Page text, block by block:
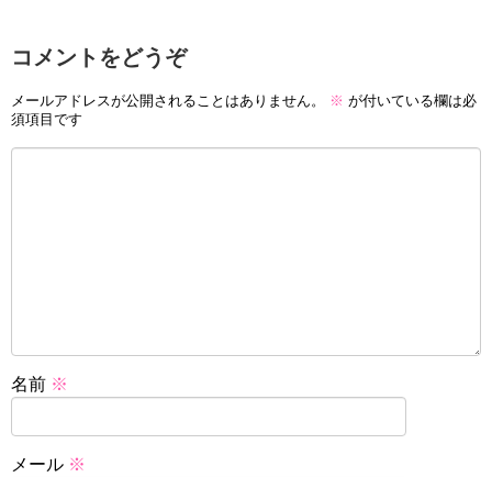
コメントをどうぞ
メールアドレスが公開されることはありません。 ※ が付いている欄は必
須項目です
名前 ※
メール ※